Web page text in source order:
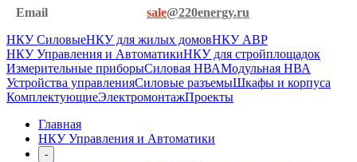
Email
sale@220energy.ru
НКУ СиловыеНКУ для жилых домовНКУ АВР
НКУ Управления и АвтоматикиНКУ для стройплощадок
Измерительные приборыСиловая НВАМодульная НВА
Устройства управленияСиловые разъемыШкафы и корпуса
КомплектующиеЭлектромонтажПроекты
Главная
НКУ Управления и Автоматики
-